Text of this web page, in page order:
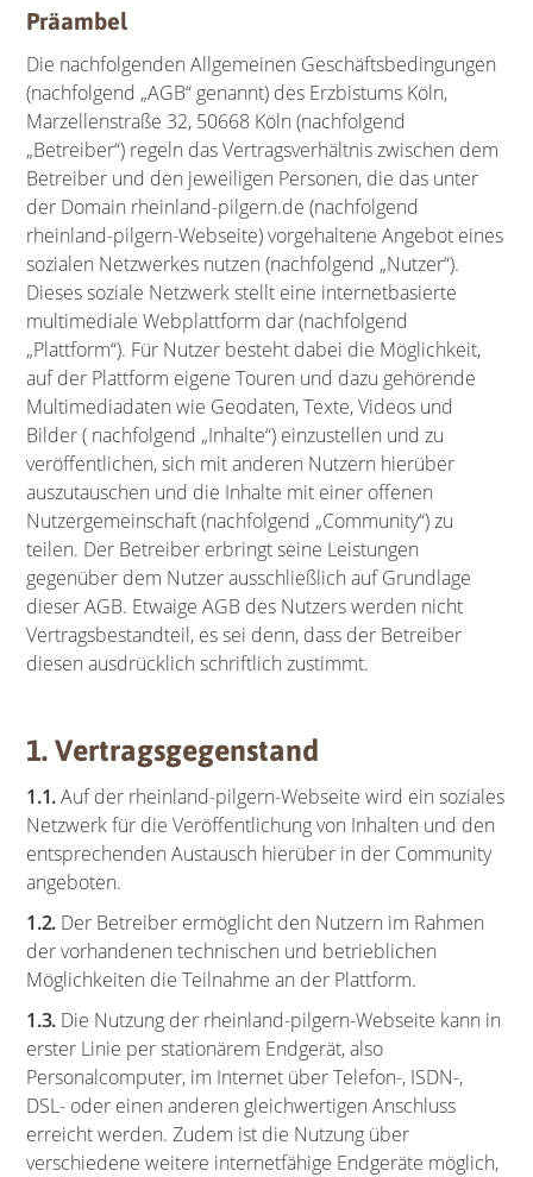
Präambel
Die nachfolgenden Allgemeinen Geschäftsbedingungen
(nachfolgend „AGB“ genannt) des Erzbistums Köln,
Marzellenstraße 32, 50668 Köln (nachfolgend
„Betreiber“) regeln das Vertragsverhältnis zwischen dem
Betreiber und den jeweiligen Personen, die das unter
der Domain rheinland-pilgern.de (nachfolgend
rheinland-pilgern-Webseite) vorgehaltene Angebot eines
sozialen Netzwerkes nutzen (nachfolgend „Nutzer“).
Dieses soziale Netzwerk stellt eine internetbasierte
multimediale Webplattform dar (nachfolgend
„Plattform“). Für Nutzer besteht dabei die Möglichkeit,
auf der Plattform eigene Touren und dazu gehörende
Multimediadaten wie Geodaten, Texte, Videos und
Bilder ( nachfolgend „Inhalte“) einzustellen und zu
veröffentlichen, sich mit anderen Nutzern hierüber
auszutauschen und die Inhalte mit einer offenen
Nutzergemeinschaft (nachfolgend „Community“) zu
teilen. Der Betreiber erbringt seine Leistungen
gegenüber dem Nutzer ausschließlich auf Grundlage
dieser AGB. Etwaige AGB des Nutzers werden nicht
Vertragsbestandteil, es sei denn, dass der Betreiber
diesen ausdrücklich schriftlich zustimmt.
1. Vertragsgegenstand
1.1.Auf der rheinland-pilgern-Webseite wird ein soziales
Netzwerk für die Veröffentlichung von Inhalten und den
entsprechenden Austausch hierüber in der Community
angeboten.
1.2.Der Betreiber ermöglicht den Nutzern im Rahmen
der vorhandenen technischen und betrieblichen
Möglichkeiten die Teilnahme an der Plattform.
1.3.Die Nutzung der rheinland-pilgern-Webseite kann in
erster Linie per stationärem Endgerät, also
Personalcomputer, im Internet über Telefon-, ISDN-,
DSL- oder einen anderen gleichwertigen Anschluss
erreicht werden. Zudem ist die Nutzung über
verschiedene weitere internetfähige Endgeräte möglich,